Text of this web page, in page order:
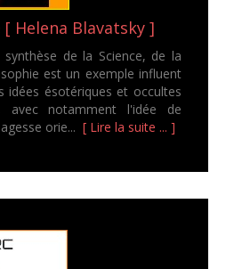
Helena Blavatsky ]
de la Science, de la
est un exemple influent
idées ésotériques et occultes
avec notamment l'idée de
orie... [ Lire la suite ... ]